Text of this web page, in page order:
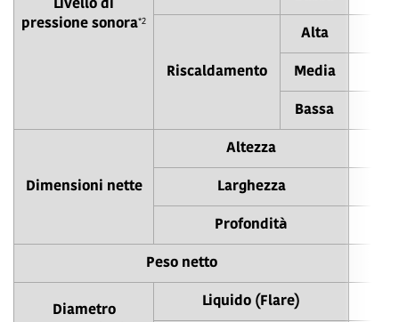
Livello di
pressione sonora*2
Riscaldamento
Alta
Media
Bassa
Dimensioni nette
Altezza
Larghezza
Profondità
Peso netto
Diametro
Liquido (Flare)